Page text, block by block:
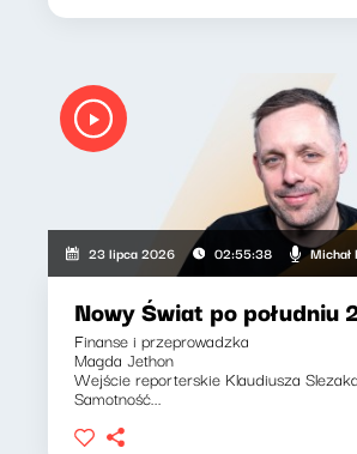
23 lipca 2026 02:55:38 Michał
Nowy Świat po
Finanse i przeprowadzka
Magda Jethon
Wejście reporterskie Klaudiusza Slezaka
Samotność...